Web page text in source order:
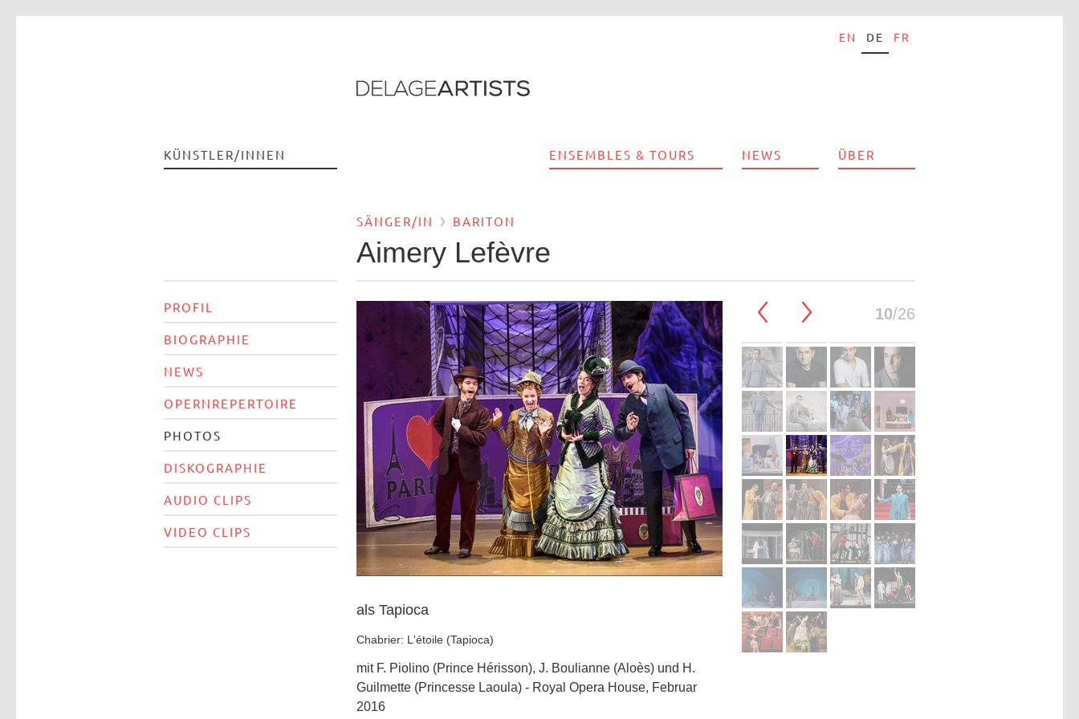
EN DE FR
KÜNSTLER/INNEN ENSEMBLES & TOURS NEWS ÜBER
SÄNGER/IN BARITON
Aimery Lefèvre
PROFIL
BIOGRAPHIE
NEWS
OPERNREPERTOIRE
PHOTOS
DISKOGRAPHIE
AUDIO CLIPS
VIDEO CLIPS
als Tapioca
Chabrier: L'étoile (Tapioca)
mit F. Piolino (Prince Hérisson), J. Boulianne (Aloès) und H.
Guilmette (Princesse Laoula) - Royal Opera House, Februar
2016
10/26